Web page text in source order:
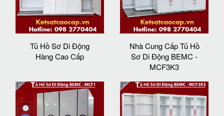
Tủ Hồ Sơ Di Động
Hàng Cao Cấp
Nhà Cung Cấp Tủ Hồ
Sơ Di Động BEMC -
MCF3K3